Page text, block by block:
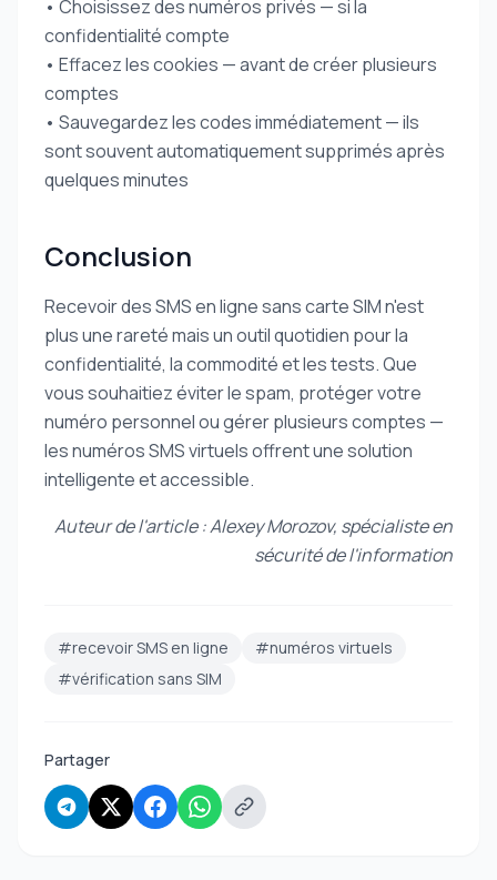
• Choisissez des numéros privés — si la
confidentialité compte
• Effacez les cookies — avant de créer plusieurs
comptes
• Sauvegardez les codes immédiatement — ils
sont souvent automatiquement supprimés après
quelques minutes
Conclusion
Recevoir des SMS en ligne sans carte SIM n'est
plus une rareté mais un outil quotidien pour la
confidentialité, la commodité et les tests. Que
vous souhaitiez éviter le spam, protéger votre
numéro personnel ou gérer plusieurs comptes —
les numéros SMS virtuels offrent une solution
intelligente et accessible.
Auteur de l'article : Alexey Morozov, spécialiste en
sécurité de l'information
#recevoir SMS en ligne
#numéros virtuels
#vérification sans SIM
Partager